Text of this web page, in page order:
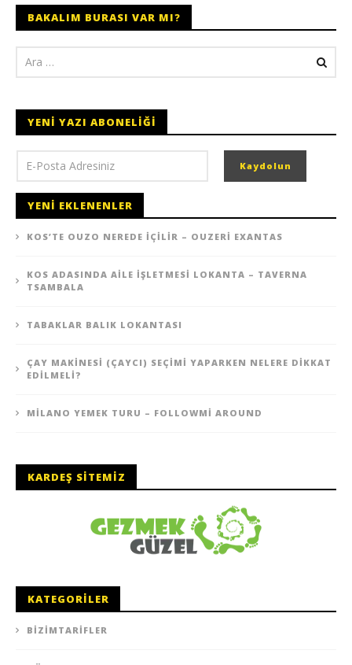
BAKALIM BURASI VAR MI?
YENI YAZI ABONELIĞI
YENI EKLENENLER
KOS’TE OUZO NEREDE İÇILIR – OUZERI EXANTAS
KOS ADASINDA AILE İŞLETMESI LOKANTA – TAVERNA
TSAMBALA
TABAKLAR BALIK LOKANTASI
ÇAY MAKINESI (ÇAYCI) SEÇIMI YAPARKEN NELERE DIKKAT
EDILMELI?
MILANO YEMEK TURU – FOLLOWMI AROUND
KARDEŞ SITEMIZ
KATEGORILER
BIZIMTARIFLER